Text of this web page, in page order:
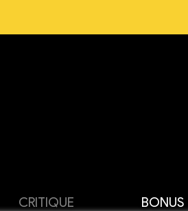
CRITIQUE BONUS